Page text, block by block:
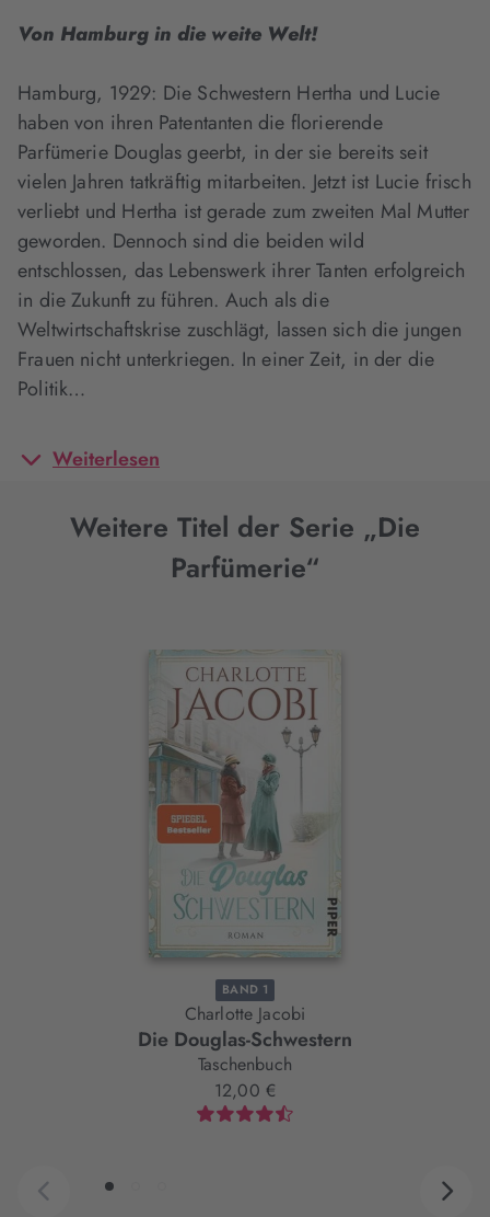
Von Hamburg in die weite Welt!
Hamburg, 1929: Die Schwestern Hertha und Lucie
haben von ihren Patentanten die florierende
Parfümerie Douglas geerbt, in der sie bereits seit
vielen Jahren tatkräftig mitarbeiten. Jetzt ist Lucie frisch
verliebt und Hertha ist gerade zum zweiten Mal Mutter
geworden. Dennoch sind die beiden wild
entschlossen, das Lebenswerk ihrer Tanten erfolgreich
in die Zukunft zu führen. Auch als die
Weltwirtschaftskrise zuschlägt, lassen sich die jungen
Frauen nicht unterkriegen. In einer Zeit, in der die
Politik…
Weiterlesen
Weitere Titel der Serie „Die
Parfümerie“
Interaktives
BAND 1
Charlotte Jacobi
Die Douglas-Schwestern
Taschenbuch
12,00 €